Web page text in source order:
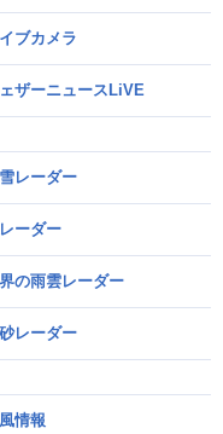
ブカメラ
ザーニュースLiVE
レーダー
ーダー
の雨雲レーダー
レーダー
情報